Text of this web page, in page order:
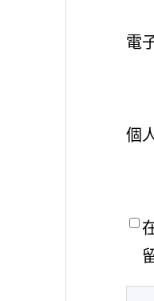
電
個